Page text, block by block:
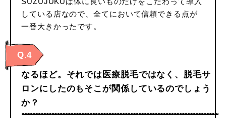
している店なので、全てにおいて信頼できる点が
一番大きかったです。
Q.4
なるほど。それでは医療脱毛ではなく、脱毛サ
ロンにしたのもそこが関係しているのでしょう
か？